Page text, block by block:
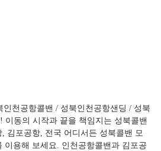
천공항콜밴 / 성북인천공항샌딩 / 성북
이동의 시작과 끝을 책임지는 성북콜밴
김포공항, 전국 어디서든 성북콜밴 모
이용해 보세요. 인천공항콜밴과 김포공